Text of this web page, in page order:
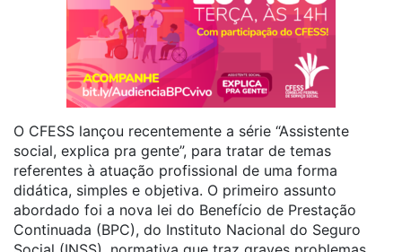
O CFESS lançou recentemente a série “Assistente
social, explica pra gente”, para tratar de temas
referentes à atuação profissional de uma forma
didática, simples e objetiva. O primeiro assunto
abordado foi a nova lei do Benefício de Prestação
Continuada (BPC), do Instituto Nacional do Seguro